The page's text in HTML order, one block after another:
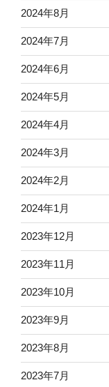
2024年8月
2024年7月
2024年6月
2024年5月
2024年4月
2024年3月
2024年2月
2024年1月
2023年12月
2023年11月
2023年10月
2023年9月
2023年8月
2023年7月